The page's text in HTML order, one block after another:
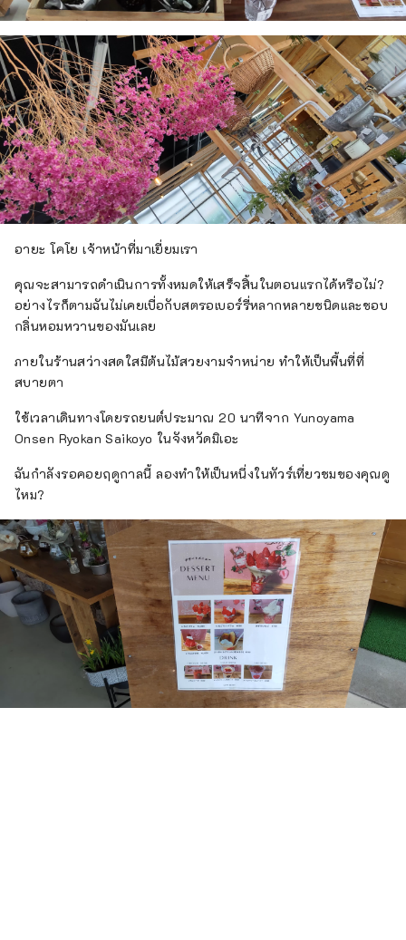
อายะ โคโย เจ้าหน้าที่มาเยี่ยมเรา
คุณจะสามารถดำเนินการทั้งหมดให้เสร็จสิ้นในตอนแรกได้หรือไม่?
อย่างไรก็ตามฉันไม่เคยเบื่อกับสตรอเบอร์รี่หลากหลายชนิดและชอบ
กลิ่นหอมหวานของมันเลย
ภายในร้านสว่างสดใสมีต้นไม้สวยงามจำหน่าย ทำให้เป็นพื้นที่ที่
สบายตา
ใช้เวลาเดินทางโดยรถยนต์ประมาณ 20 นาทีจาก Yunoyama
Onsen Ryokan Saikoyo ในจังหวัดมิเอะ
ฉันกำลังรอคอยฤดูกาลนี้ ลองทำให้เป็นหนึ่งในทัวร์เที่ยวชมของคุณดู
ไหม?